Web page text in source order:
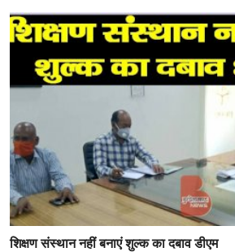
शिक्षण संस्थान नहीं बनाएं शुल्क का दबाव डीएम